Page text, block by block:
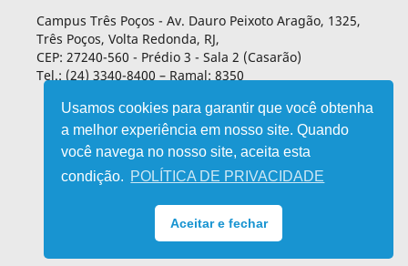
Usamos cookies para garantir que você obtenha
a melhor experiência em nosso site. Quando
você navega no nosso site, aceita esta
condição. POLÍTICA DE PRIVACIDADE
Aceitar e fechar
Campus Três Poços - Av. Dauro Peixoto Aragão, 1325,
Três Poços, Volta Redonda, RJ,
CEP: 27240-560 - Prédio 3 - Sala 2 (Casarão)
Tel.: (24) 3340-8400 – Ramal: 8350